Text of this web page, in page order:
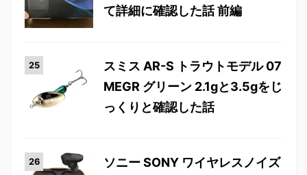
て詳細に確認した話 前編
スミス AR-S トラウトモデル 07
MEGR グリーン 2.1gと3.5gをじ
っくりと確認した話
ソニー SONY ワイヤレスノイズ